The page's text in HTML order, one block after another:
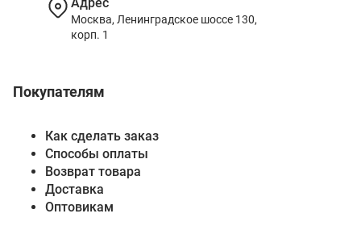
Покупателям
Как сделать заказ
Способы оплаты
Возврат товара
Доставка
Оптовикам
Москва, Ленинградское шоссе 130,
корп. 1